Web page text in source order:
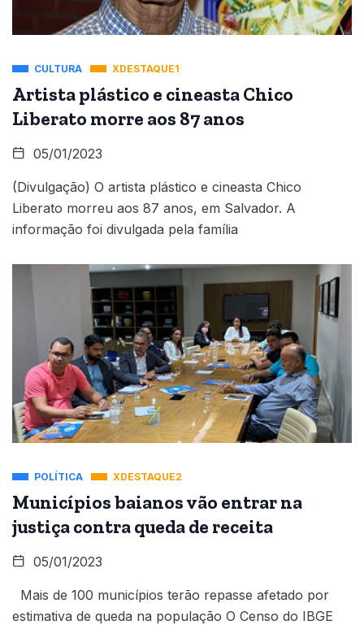
CULTURA XDESTAQUE1
Artista plástico e cineasta Chico
Liberato morre aos 87 anos
05/01/2023
(Divulgação) O artista plástico e cineasta Chico
Liberato morreu aos 87 anos, em Salvador. A
informação foi divulgada pela família
POLÍTICA XDESTAQUE2
Municípios baianos vão entrar na
justiça contra queda de receita
05/01/2023
Mais de 100 municípios terão repasse afetado por
estimativa de queda na população O Censo do IBGE